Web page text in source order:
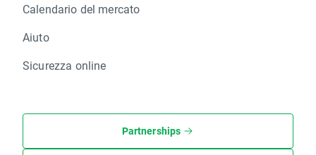
Calendario del mercato
Aiuto
Sicurezza online
Partnerships